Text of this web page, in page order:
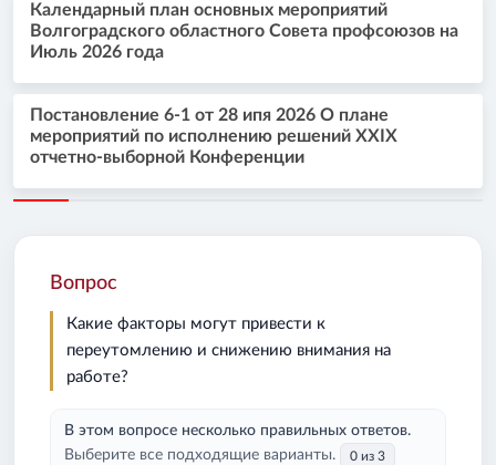
Календарный план основных мероприятий
Волгоградского областного Совета профсоюзов на
Июль 2026 года
Постановление 6-1 от 28 ипя 2026 О плане
мероприятий по исполнению решений XXIX
отчетно-выборной Конференции
Вопрос
Какие факторы могут привести к
переутомлению и снижению внимания на
работе?
В этом вопросе несколько правильных ответов.
Выберите все подходящие варианты.
0 из 3